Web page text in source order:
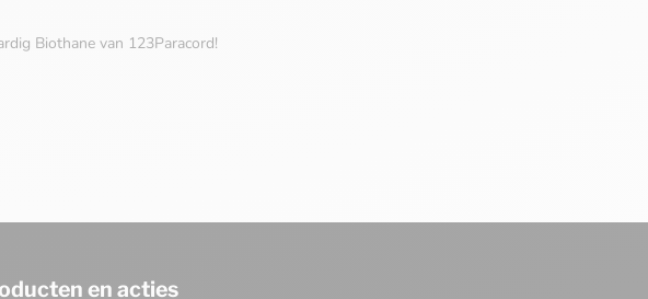
Biothane van 123Paracord!
en acties